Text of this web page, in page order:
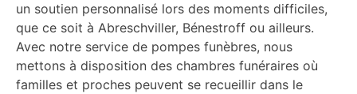
un soutien personnalisé lors des moments difficiles,
que ce soit à Abreschviller, Bénestroff ou ailleurs.
Avec notre service de pompes funèbres, nous
mettons à disposition des chambres funéraires où
familles et proches peuvent se recueillir dans le